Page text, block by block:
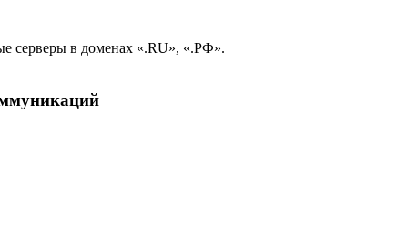
серверы в доменах «.RU», «.РФ».